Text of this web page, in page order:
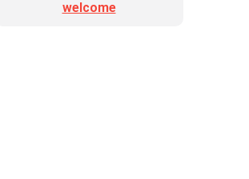
welcome